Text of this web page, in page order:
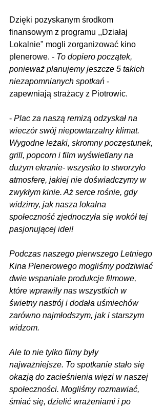
Dzięki pozyskanym środkom
finansowym z programu ,,Działaj
Lokalnie" mogli zorganizować kino
plenerowe. - To dopiero początek,
ponieważ planujemy jeszcze 5 takich
niezapomnianych spotkań -
zapewniają strażacy z Piotrowic.
- Plac za naszą remizą odzyskał na
wieczór swój niepowtarzalny klimat.
Wygodne leżaki, skromny poczęstunek,
grill, popcorn i film wyświetlany na
dużym ekranie- wszystko to stworzyło
atmosferę, jakiej nie doświadczymy w
zwykłym kinie. Aż serce rośnie, gdy
widzimy, jak nasza lokalna
społeczność zjednoczyła się wokół tej
pasjonującej idei!
Podczas naszego pierwszego Letniego
Kina Plenerowego mogliśmy podziwiać
dwie wspaniałe produkcje filmowe,
które wprawiły nas wszystkich w
świetny nastrój i dodała uśmiechów
zarówno najmłodszym, jak i starszym
widzom.
Ale to nie tylko filmy były
najważniejsze. To spotkanie stało się
okazją do zacieśnienia więzi w naszej
społeczności. Mogliśmy rozmawiać,
śmiać się, dzielić wrażeniami i po